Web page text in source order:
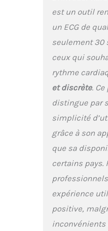
est un outil
un ECG de
seulement 30
ceux qui
rythme
et discrète.
distingue par
simplicité
grâce à son
que sa
certains pays.
expérience
positive,
inconvénients